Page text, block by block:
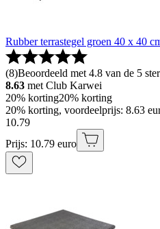
Rubber terrastegel groen 40 x 40
(8)Beoordeeld met 4.8 van de 5
8.63 met Club Karwei
20% korting20% korting
20% korting, voordeelprijs: 8.63
10.79
Prijs: 10.79 euro